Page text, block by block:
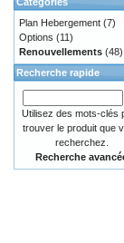
Plan Hebergement (7)
Options (11)
Renouvellements (48)
Recherche rapide
Utilisez des mots-clés
trouver le produit que
recherchez.
Recherche